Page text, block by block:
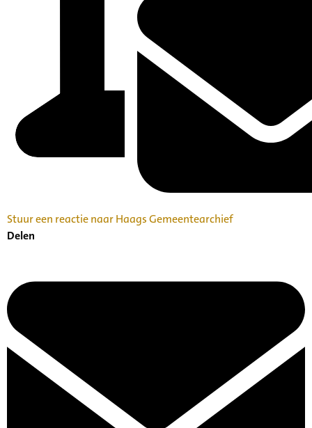
Stuur een reactie naar Haags Gemeentearchief
Delen